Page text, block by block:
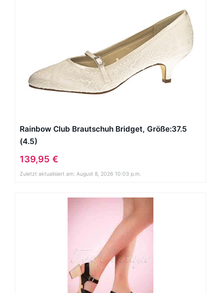
Rainbow Club Brautschuh Bridget, Größe:37.5
(4.5)
139,95 €
Zuletzt aktualisiert am: August 8, 2026 10:03 p.m.